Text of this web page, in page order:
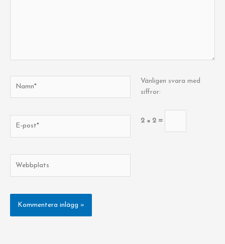
post*
Vänligen svara med
siffror:
2 × 2 =